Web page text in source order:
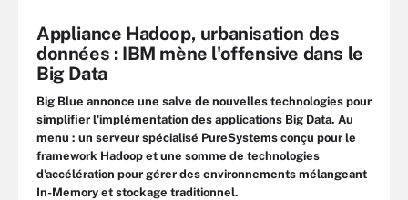
Appliance Hadoop, urbanisation des
données : IBM mène l'offensive dans le
Big Data
Big Blue annonce une salve de nouvelles technologies pour
simplifier l'implémentation des applications Big Data. Au
menu : un serveur spécialisé PureSystems conçu pour le
framework Hadoop et une somme de technologies
d'accélération pour gérer des environnements mélangeant
In-Memory et stockage traditionnel.